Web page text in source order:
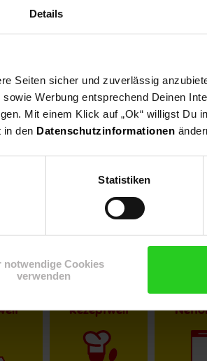
Details
Seiten sicher und zuverlässig
Werbung entsprechend Deinen
Mit einem Klick auf „Ok“ willigst Du
in den Datenschutzinformationen
Statistiken
notwendige Cookies
verwenden
Form der Anrede.
Rezeptwelt